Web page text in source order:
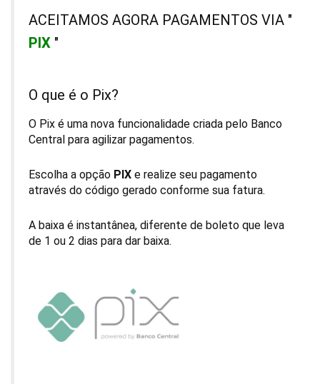
ACEITAMOS AGORA PAGAMENTOS VIA "
PIX "
O que é o Pix?
O Pix é uma nova funcionalidade criada pelo Banco
Central para agilizar pagamentos.
Escolha a opção PIX e realize seu pagamento
através do código gerado conforme sua fatura.
A baixa é instantânea, diferente de boleto que leva
de 1 ou 2 dias para dar baixa.